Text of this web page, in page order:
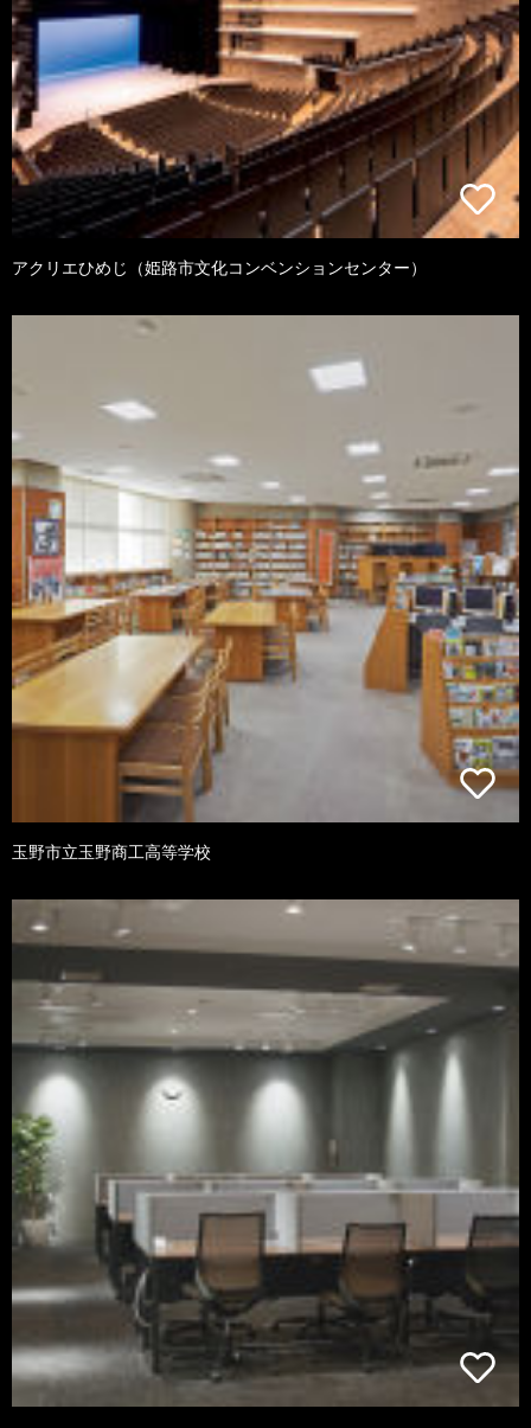
アクリエひめじ（姫路市文化コンベンションセンター）
玉野市立玉野商工高等学校